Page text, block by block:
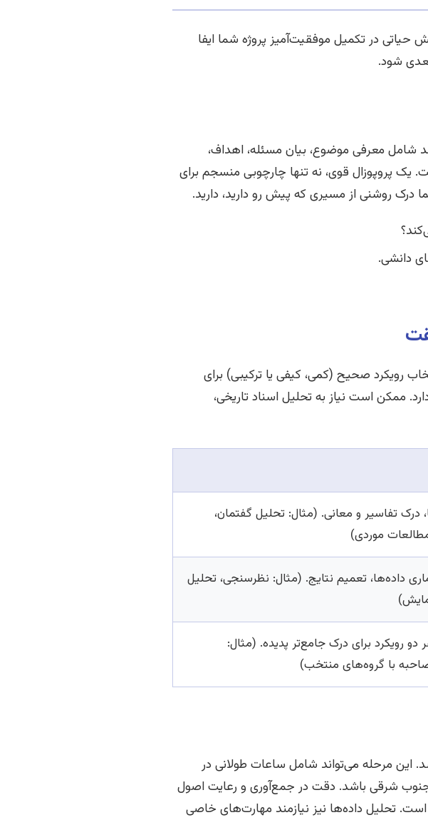
حیاتی در تکمیل موفقیت‌آمیز پروژه شما ایفا
شود.
معرفی موضوع، بیان مسئله، اهداف،
پروپوزال قوی، نه تنها چارچوبی منسجم برای
درک روشنی از مسیری که پیش رو دارید، دارید.
دانشی.
رویکرد صحیح (کمی، کیفی یا ترکیبی) برای
است نیاز به تحلیل اسناد تاریخی،
درک تفاسیر و معانی. (مثال: تحلیل گفتمان،
موردی)
داده‌ها، تعمیم نتایج. (مثال: نظرسنجی، تحلیل
دو رویکرد برای درک جامع‌تر پدیده. (مثال:
با گروه‌های منتخب)
مرحله می‌تواند شامل ساعات طولانی در
جنوب شرقی باشد. دقت در جمع‌آوری و رعایت اصول
است. تحلیل داده‌ها نیز نیازمند مهارت‌های خاصی